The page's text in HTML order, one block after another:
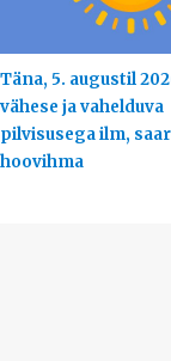
Täna, 5. augustil
vähese ja vahelduva
pilvisusega ilm,
hoovihma